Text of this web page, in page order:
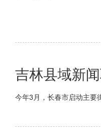
吉林县域新
今年3月，长春市启动主